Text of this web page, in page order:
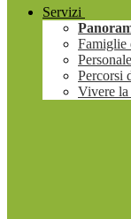
Servizi
Famiglie
Percorsi
Vivere la